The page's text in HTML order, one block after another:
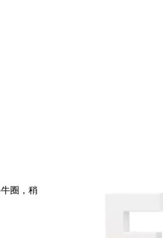
圈，稍